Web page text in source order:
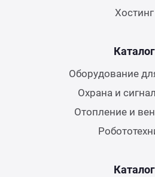
Хостинг
Каталог
Оборудование
Охрана и
Отопление и
Каталог